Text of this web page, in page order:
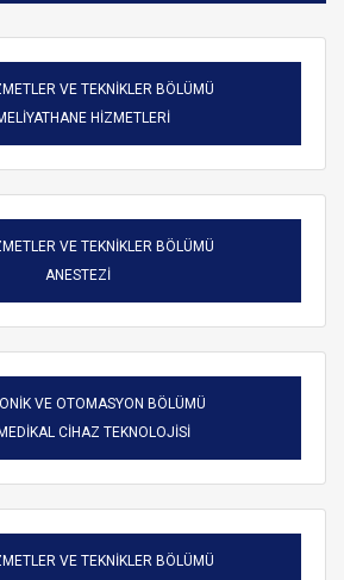
VE TEKNİKLER BÖLÜMÜ
HİZMETLERİ
VE TEKNİKLER BÖLÜMÜ
ANESTEZİ
VE OTOMASYON BÖLÜMÜ
CİHAZ TEKNOLOJİSİ
VE TEKNİKLER BÖLÜMÜ